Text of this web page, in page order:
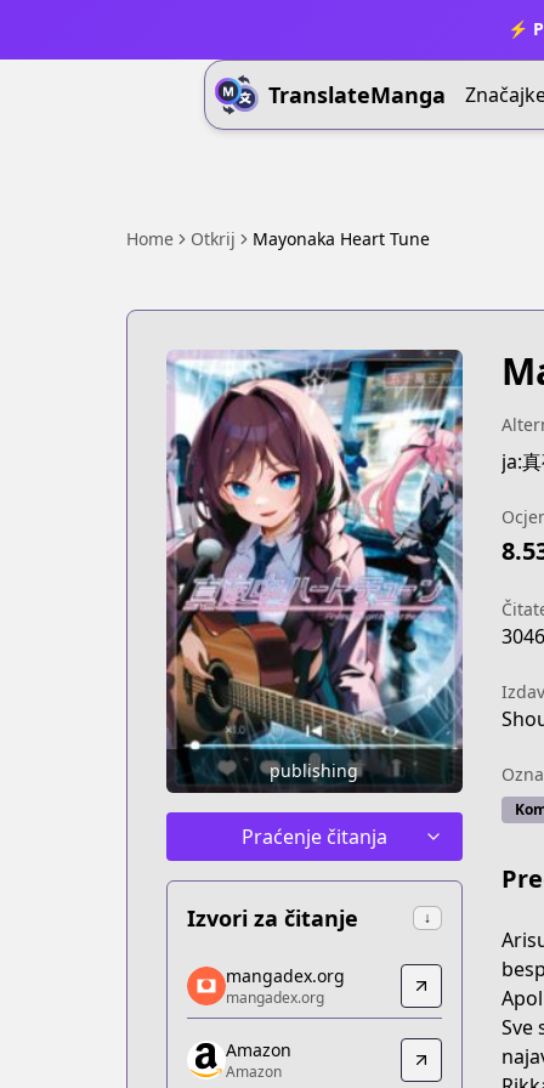
⚡
TranslateManga
Home Otkrij Mayonaka Heart Tune
publishing
Praćenje čitanja
Izvori za čitanje ↓
mangadex.org
mangadex.org
https://mangadex.org/title/0a4bdf95-
Amazon
mangadex.org
mangadex.org
Amazon
Amazon
ja:
Sve